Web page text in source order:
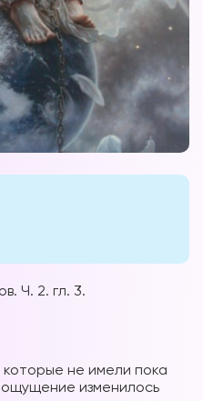
Ч. 2. гл. 3.
не имели пока
изменилось